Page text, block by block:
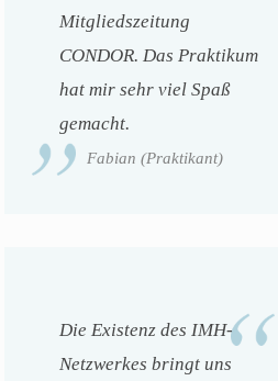
Mitgliedszeitung
CONDOR. Das Praktikum
hat mir sehr viel Spaß
gemacht.
Fabian (Praktikant)
Die Existenz des IMH-
Netzwerkes bringt uns